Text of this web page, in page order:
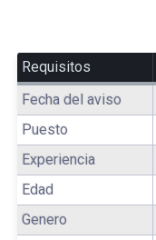
Requisitos
Fecha del aviso
Puesto
Experiencia
Edad
Genero